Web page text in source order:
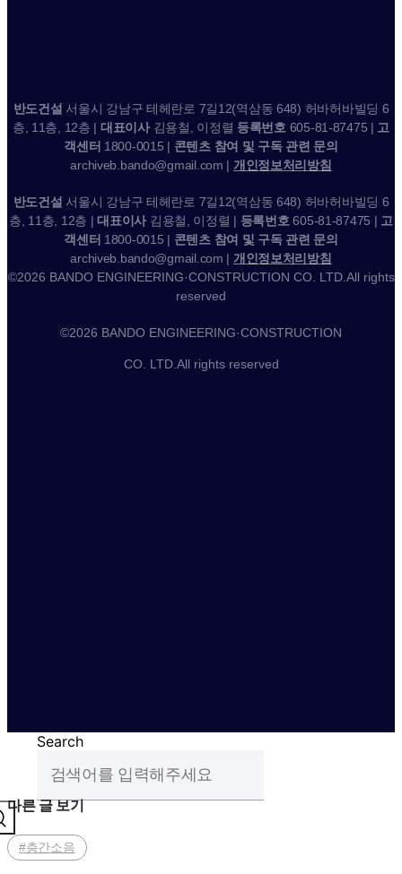
반도건설 서울시 강남구 테헤란로 7길12(역삼동 648) 허바허바빌딩 6
층, 11층, 12층 | 대표이사김용철, 이정렬 등록번호 605-81-87475 | 고
객센터 1800-0015 | 콘텐츠 참여 및 구독 관련 문의
archiveb.bando@gmail.com | 개인정보처리방침
반도건설 서울시 강남구 테헤란로 7길12(역삼동 648) 허바허바빌딩 6
층, 11층, 12층 |대표이사 김용철, 이정렬 | 등록번호 605-81-87475 | 고
객센터 1800-0015 | 콘텐츠 참여 및 구독 관련 문의
archiveb.bando@gmail.com | 개인정보처리방침
©2026 BANDO ENGINEERING·CONSTRUCTION CO. LTD.All rights
reserved
©2026 BANDO ENGINEERING·CONSTRUCTION
CO. LTD.All rights reserved
Search
다른 글 보기
#층간소음